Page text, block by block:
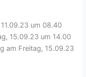
um 08.40
15.09.23 um 14.00
am Freitag, 15.09.23